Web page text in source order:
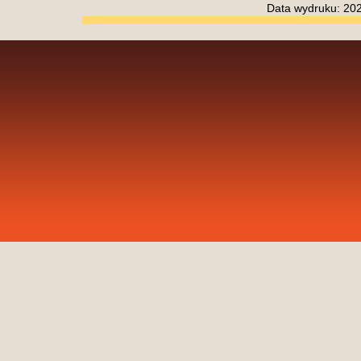
Data wydruku: